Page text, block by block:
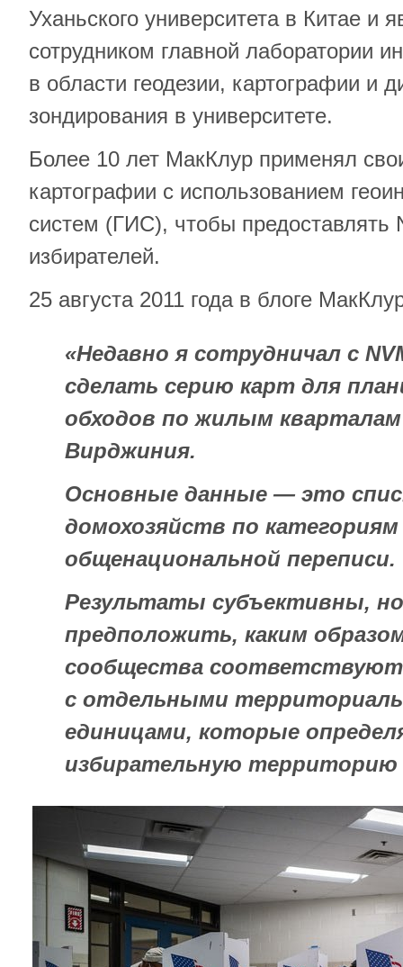
Уханьского университета в Китае и
сотрудником главной лаборатории
в области геодезии, картографии и
зондирования в университете.
Более 10 лет МакКлур применял
картографии с использованием
систем (ГИС), чтобы
избирателей.
25 августа 2011 года в блоге
«Недавно я сотрудничал с
сделать серию карт для
обходов по жилым
Вирджиния.
Основные данные — это
домохозяйств по категориям
общенациональной переписи.
Результаты субъективны,
предположить, каким
сообщества соответствуют
с отдельными
единицами, которые
избирательную территорию